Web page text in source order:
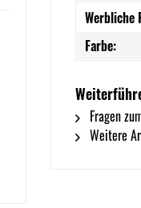
Werbliche
Farbe:
Fragen
Weitere